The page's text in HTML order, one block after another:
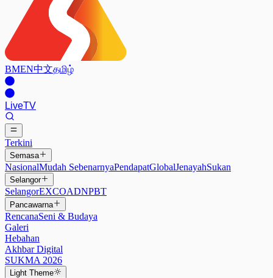
BMEN中文தமிழ்
LiveTV
Terkini
Semasa
NasionalMudah SebenarnyaPendapatGlobalJenayahSukan
Selangor
SelangorEXCOADNPBT
Pancawarna
RencanaSeni & Budaya
Galeri
Hebahan
Akhbar Digital
SUKMA 2026
Light Theme